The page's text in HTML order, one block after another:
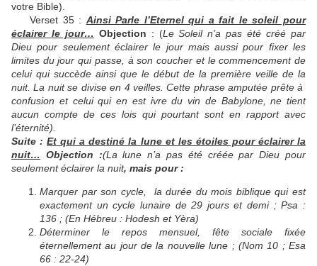
votre Bible).
Verset 35 : Ainsi Parle l’Eternel qui a fait le soleil pour
éclairer le jour… Objection : (Le Soleil n’a pas été créé par
Dieu pour seulement éclairer le jour mais aussi pour fixer les
limites du jour qui passe, à son coucher et le commencement de
celui qui succède ainsi que le début de la première veille de la
nuit. La nuit se divise en 4 veilles. Cette phrase amputée prête à
confusion et celui qui en est ivre du vin de Babylone, ne tient
aucun compte de ces lois qui pourtant sont en rapport avec
l’éternité).
Suite :Et qui a destiné la lune et les étoiles pour éclairer la
nuit…
Objection :(La lune n’a pas été créée par Dieu pour
seulement éclairer la nuit, mais pour :
Marquer par son cycle, la durée du mois biblique qui est
exactement un cycle lunaire de 29 jours et demi ; Psa :
136 ; (En Hébreu : Hodesh et Yèra)
Déterminer le repos mensuel, fête sociale fixée
éternellement au jour de la nouvelle lune ; (Nom 10 ; Esa
66 : 22-24)